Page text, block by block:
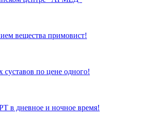
вещества примовист!
по цене одного!
в дневное и ночное время!